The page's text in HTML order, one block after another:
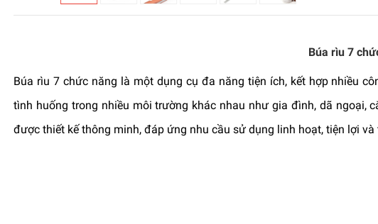
Búa rìu 7
Búa rìu 7 chức năng là một dụng cụ đa năng tiện ích, kết hợp nhiều
tình huống trong nhiều môi trường khác nhau như gia đình, dã ngoại,
được thiết kế thông minh, đáp ứng nhu cầu sử dụng linh hoạt, tiện lợi